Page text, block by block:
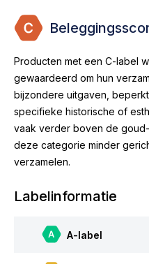
Producten met een C-label
gewaardeerd om hun
bijzondere uitgaven,
specifieke historische of
vaak verder boven de
deze categorie minder
verzamelen.
Labelinformatie
A-label